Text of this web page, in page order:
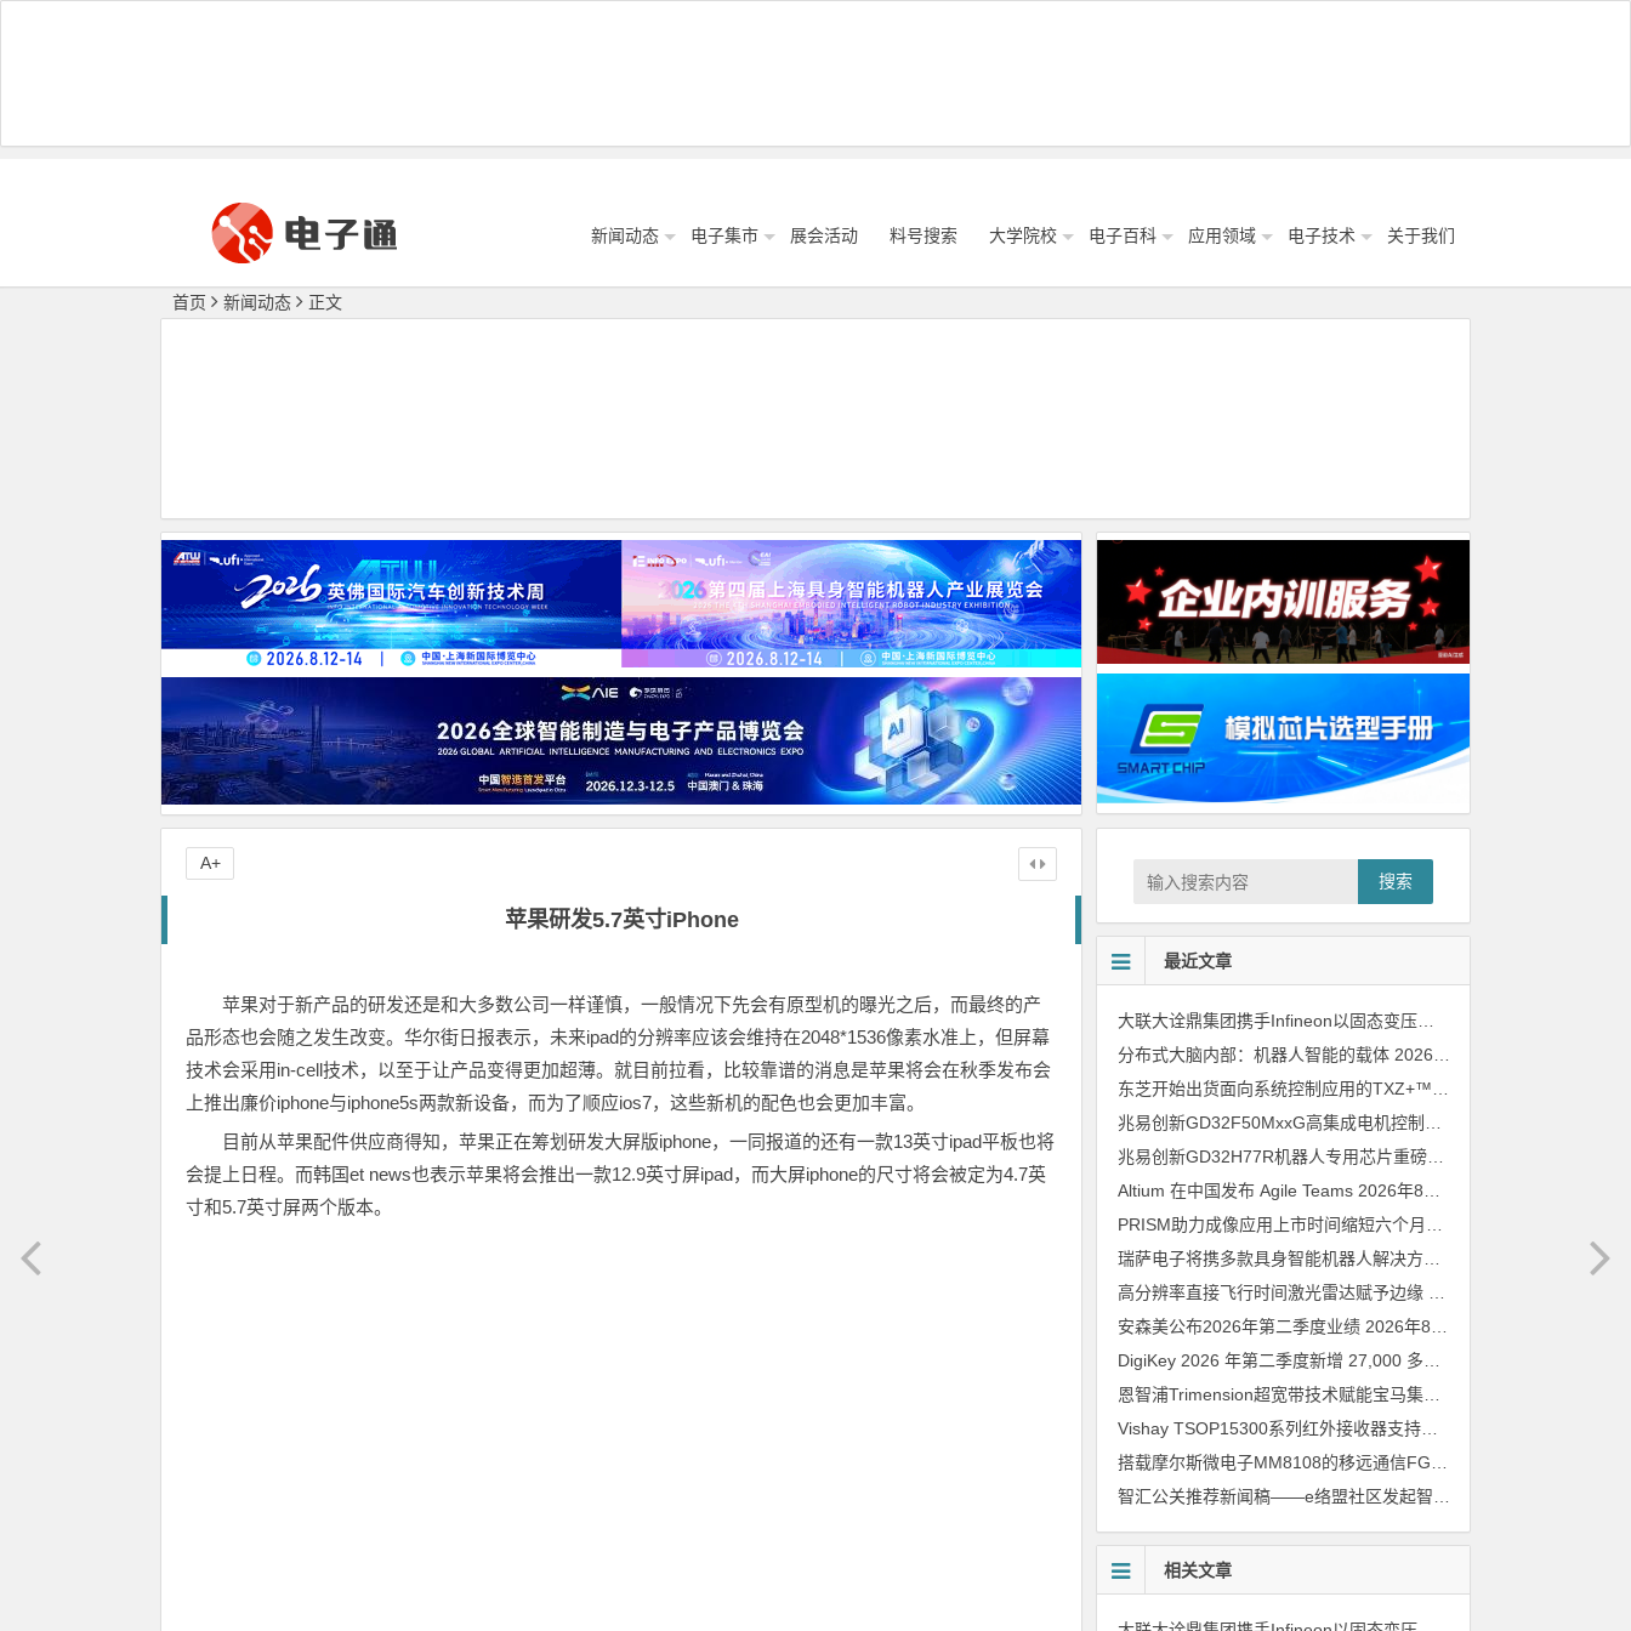
新闻动态 电子集市 展会活动 料号搜索 大学院校 电子百科 应用领域 电子技术 关于我们
首页 新闻动态 正文
苹果研发5.7英寸iPhone
苹果对于新产品的研发还是和大多数公司一样谨慎，一般情况下先会有原型机的曝光之后，而最终的产
品形态也会随之发生改变。华尔街日报表示，未来ipad的分辨率应该会维持在2048*1536像素水准上，但屏幕
技术会采用in-cell技术，以至于让产品变得更加超薄。就目前拉看，比较靠谱的消息是苹果将会在秋季发布会
上推出廉价iphone与iphone5s两款新设备，而为了顺应ios7，这些新机的配色也会更加丰富。
目前从苹果配件供应商得知，苹果正在筹划研发大屏版iphone，一同报道的还有一款13英寸ipad平板也将
会提上日程。而韩国et news也表示苹果将会推出一款12.9英寸屏ipad，而大屏iphone的尺寸将会被定为4.7英
寸和5.7英寸屏两个版本。
A+
搜索
最近文章
大联大诠鼎集团携手Infineon以固态变压器重构配电效率新标杆
分布式大脑内部：机器人智能的载体 2026年8月6日
兆易创新GD32H77R机器人专用芯片重磅亮相，精准赋能伺服驱动与关节控制
Altium 在中国发布 Agile Teams 2026年8月6日
安森美公布2026年第二季度业绩 2026年8月6日
恩智浦Trimension超宽带技术赋能宝马集团Digital Key Plus及生命体存在检测功能
Vishay TSOP15300系列红外接收器支持所有主流遥控代码
相关文章